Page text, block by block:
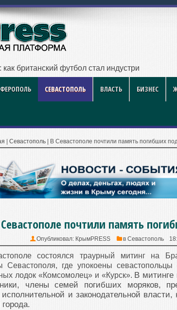
британский футбол стал индустрией
СЕВАСТОПОЛЬ ВЛАСТЬ БИЗНЕС
Севастополь В Севастополе почтили память погибших
почтили память
Опубликовал: КрымPRESS в Севастополь
состоялся траурный митинг на
Севастополя, где упокоены
лодок «Комсомолец» и «Курск». В митинге
члены семей погибших моряков,
и законодательной